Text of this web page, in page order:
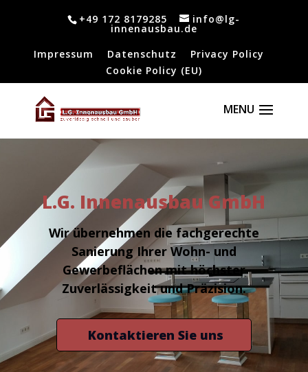
+49 172 8179285 info@lg-
innenausbau.de
Impressum
Datenschutz
Privacy Policy
Cookie Policy (EU)
L.G. Innenausbau GmbH
Wir übernehmen die fachgerechte
Sanierung Ihrer Wohn- und
Gewerbeflächen mit höchster
Zuverlässigkeit und Präzision.
Kontaktieren Sie uns